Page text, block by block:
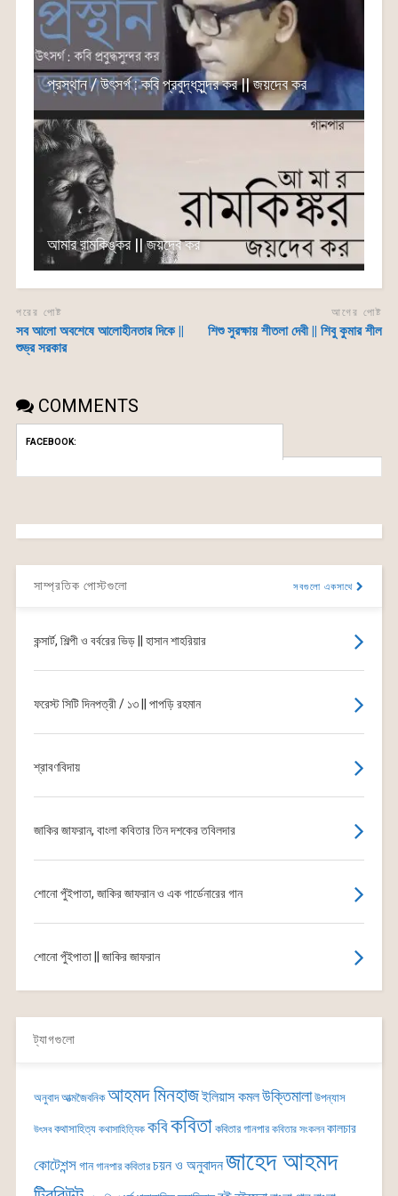
প্রস্থান / উৎসর্গ : কবি প্রবুদ্ধসুন্দর কর || জয়দেব কর
আমার রামকিঙ্কর || জয়দেব কর
পরের পোষ্ট
সব আলো অবশেষে আলোহীনতার দিকে ||
শুভ্র সরকার
আগের পোষ্ট
শিশু সুরক্ষায় শীতলা দেবী || শিবু কুমার শীল
COMMENTS
FACEBOOK:
সাম্প্রতিক পোস্টগুলো সবগুলো একসাথে
কন্সার্ট, শিল্পী ও বর্বরের ভিড় || হাসান শাহরিয়ার
ফরেস্ট সিটি দিনপত্রী / ১৩ || পাপড়ি রহমান
শ্রাবণবিদায়
জাকির জাফরান, বাংলা কবিতার তিন দশকের তবিলদার
শোনো পুঁইপাতা, জাকির জাফরান ও এক গার্ডেনারের গান
শোনো পুঁইপাতা || জাকির জাফরান
ট্যাগগুলো
অনুবাদ আত্মজৈবনিক আহমদ মিনহাজইলিয়াস কমলউক্তিমালা উপন্যাস
উৎসব কথাসাহিত্য কথাসাহিত্যিক কবিকবিতা কবিতার গানপার কবিতার সংকলন কালচার
কোটেশন্সগান গানপার কবিতার চয়ন ও অনুবাদনজাহেদ আহমদ